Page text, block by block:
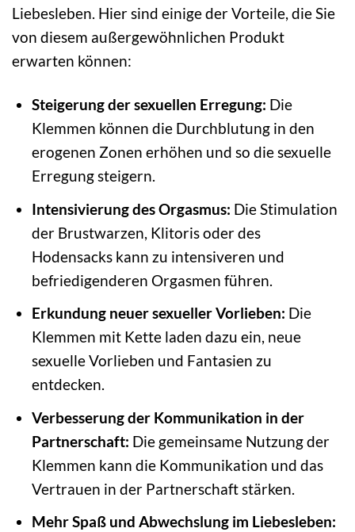
Liebesleben. Hier sind einige der Vorteile, die Sie
von diesem außergewöhnlichen Produkt
erwarten können:
Steigerung der sexuellen Erregung: Die
Klemmen können die Durchblutung in den
erogenen Zonen erhöhen und so die sexuelle
Erregung steigern.
Intensivierung des Orgasmus: Die Stimulation
der Brustwarzen, Klitoris oder des
Hodensacks kann zu intensiveren und
befriedigenderen Orgasmen führen.
Erkundung neuer sexueller Vorlieben: Die
Klemmen mit Kette laden dazu ein, neue
sexuelle Vorlieben und Fantasien zu
entdecken.
Verbesserung der Kommunikation in der
Partnerschaft: Die gemeinsame Nutzung der
Klemmen kann die Kommunikation und das
Vertrauen in der Partnerschaft stärken.
Mehr Spaß und Abwechslung im Liebesleben: